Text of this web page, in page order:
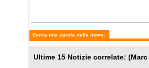
Cerca una parola nelle news:
Ultime 15 Notizie correlate: